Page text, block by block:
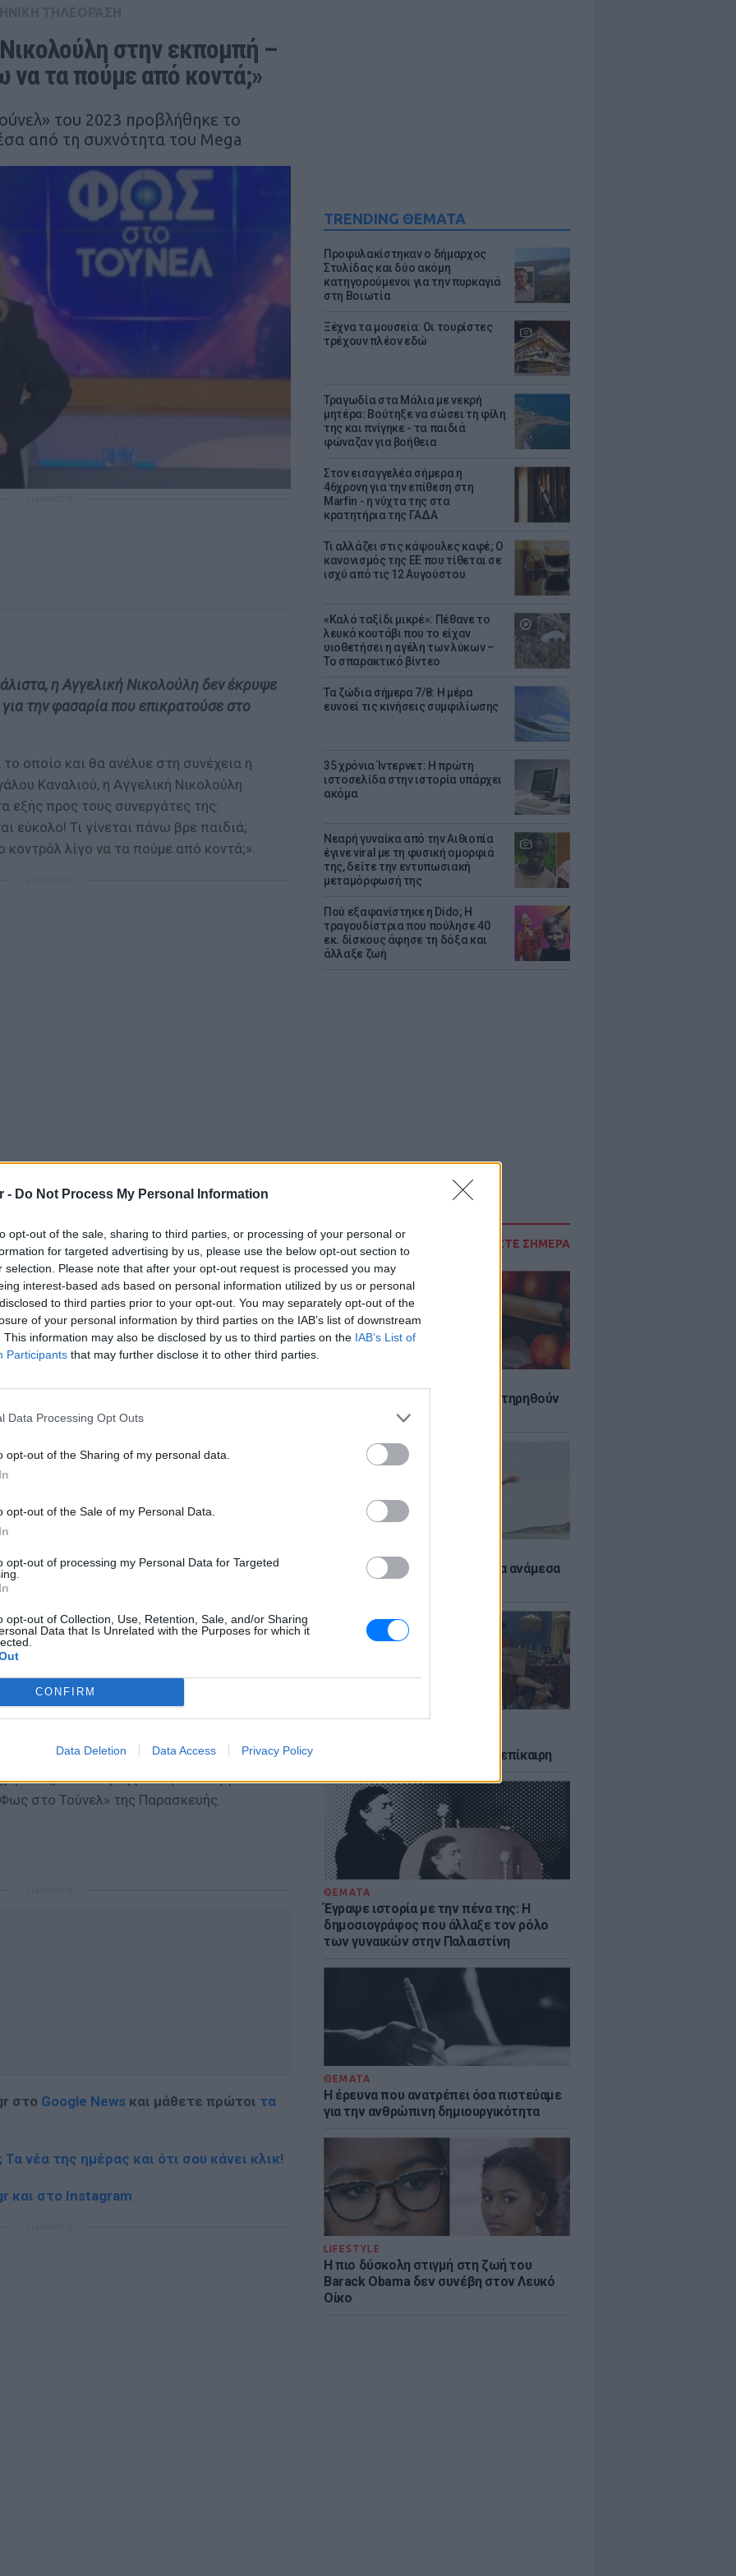
- Do Not Process My Personal Information
opt-out of the sale, sharing to third parties, or processing of your personal or
for targeted advertising by us, please use the below opt-out section to
selection. Please note that after your opt-out request is processed you may
interest-based ads based on personal information utilized by us or personal
to third parties prior to your opt-out. You may separately opt-out of the
of your personal information by third parties on the IAB’s list of downstream
This information may also be disclosed by us to third parties on the IAB’s List of
Participants that may further disclose it to other third parties.
Data Processing Opt Outs
opt-out of the Sharing of my personal data.
opt-out of the Sale of my Personal Data.
opt-out of processing my Personal Data for Targeted
opt-out of Collection, Use, Retention, Sale, and/or Sharing
Data that Is Unrelated with the Purposes for which it
CONFIRM
Data Deletion Data Access Privacy Policy
TRENDING ΘΕΜΑΤΑ
Προφυλακίστηκαν ο δήμαρχος
Στυλίδας και δύο ακόμη
κατηγορούμενοι για την πυρκαγιά
στη Βοιωτία
Ξέχνα τα μουσεία: Οι τουρίστες
τρέχουν πλέον εδώ
Τραγωδία στα Μάλια με νεκρή
μητέρα: Βούτηξε να σώσει τη φίλη
της και πνίγηκε - τα παιδιά
φώναζαν για βοήθεια
Στον εισαγγελέα σήμερα η
46χρονη για την επίθεση στη
Marfin - η νύχτα της στα
κρατητήρια της ΓΑΔΑ
Τι αλλάζει στις κάψουλες καφέ; Ο
κανονισμός της ΕΕ που τίθεται σε
ισχύ από τις 12 Αυγούστου
«Καλό ταξίδι μικρέ»: Πέθανε το
λευκό κουτάβι που το είχαν
υιοθετήσει η αγέλη των λύκων –
Το σπαρακτικό βίντεο
Τα ζώδια σήμερα 7/8: Η μέρα
ευνοεί τις κινήσεις συμφιλίωσης
35 χρόνια Ίντερνετ: Η πρώτη
ιστοσελίδα στην ιστορία υπάρχει
ακόμα
Νεαρή γυναίκα από την Αιθιοπία
έγινε viral με τη φυσική ομορφιά
της, δείτε την εντυπωσιακή
μεταμόρφωσή της
Πού εξαφανίστηκε η Dido; Η
τραγουδίστρια που πούλησε 40
εκ. δίσκους άφησε τη δόξα και
άλλαξε ζωή
ΔΙΑΒΑΣΤΕ ΣΗΜΕΡΑ
6 φρούτα που μπορουν να διατηρηθούν
εκτός ψυγείου το καλοκαίρι
Πώς να αποφύγεις το σύγκαμα ανάμεσα
POP CULTURE
νεοπλουτισμό και παραμένει επίκαιρη
ΘΕΜΑΤΑ
Έγραψε ιστορία με την πένα της: Η
δημοσιογράφος που άλλαξε τον ρόλο
των γυναικών στην Παλαιστίνη
ΘΕΜΑΤΑ
Η έρευνα που ανατρέπει όσα πιστεύαμε
για την ανθρώπινη δημιουργικότητα
LIFESTYLE
Η πιο δύσκολη στιγμή στη ζωή του
Barack Obama δεν συνέβη στον Λευκό
Οίκο
στην εκπομπή –
τα πούμε από κοντά;»
του 2023 προβλήθηκε το
από τη συχνότητα του Mega
η Αγγελική Νικολούλη δεν έκρυψε
για την φασαρία που επικρατούσε στο
οποίο και θα ανέλυε στη συνέχεια η
Καναλιού, η Αγγελική Νικολούλη
εξής προς τους συνεργάτες της:
εύκολο! Τι γίνεται πάνω βρε παιδιά;
λίγο να τα πούμε από κοντά;».
συμπλήρωσε, με σαφήνεια, η Αγγελική
στο θέμα της εξαφάνισης του Θάνου
και 56 ημέρες στην Θεσσαλονίκη.
την άδεια δουλέψει σαν ντελιβεράς και να
που ασκούσαν εξουσία και σε αυτόν
αποτέλεσμα οι απειλές να αρχίσουν
νύχτα στο φως τα μηνύματα που έστειλαν
Μηνύματα άγρια, μια φωτογραφία με
με κατσαβίδι, «θα σου κόψω τα πόδια» και
να βρει δουλειά σαν ντελιβεράς χωρίς να
η Αγγελική Ηλιάδη για το
στο Τούνελ» της Παρασκευής.
στο Google News και μάθετε πρώτοι τα
νέα της ημέρας και ότι σου κάνει κλικ!
και στο Instagram